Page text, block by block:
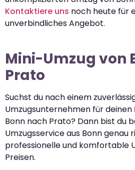
Kontaktiere uns noch heute für
unverbindliches Angebot.
Mini-Umzug von
Prato
Suchst du nach einem
Umzugsunternehmen für deinen
Bonn nach Prato? Dann bist du
Umzugsservice aus Bonn genau
professionelle und komfortable
Preisen.